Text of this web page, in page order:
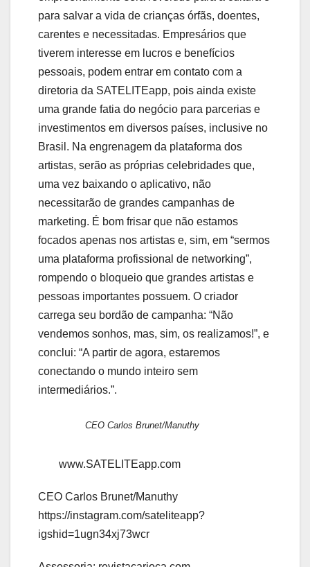
para salvar a vida de crianças órfãs, doentes,
carentes e necessitadas. Empresários que
tiverem interesse em lucros e benefícios
pessoais, podem entrar em contato com a
diretoria da SATELITEapp, pois ainda existe
uma grande fatia do negócio para parcerias e
investimentos em diversos países, inclusive no
Brasil. Na engrenagem da plataforma dos
artistas, serão as próprias celebridades que,
uma vez baixando o aplicativo, não
necessitarão de grandes campanhas de
marketing. É bom frisar que não estamos
focados apenas nos artistas e, sim, em “sermos
uma plataforma profissional de networking”,
rompendo o bloqueio que grandes artistas e
pessoas importantes possuem. O criador
carrega seu bordão de campanha: “Não
vendemos sonhos, mas, sim, os realizamos!”, e
conclui: “A partir de agora, estaremos
conectando o mundo inteiro sem
intermediários.”.
CEO Carlos Brunet/Manuthy
www.SATELITEapp.com
CEO Carlos Brunet/Manuthy
https://instagram.com/sateliteapp?
igshid=1ugn34xj73wcr